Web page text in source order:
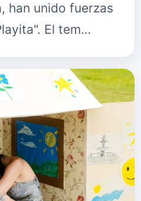
han unido fuerzas
El tem…